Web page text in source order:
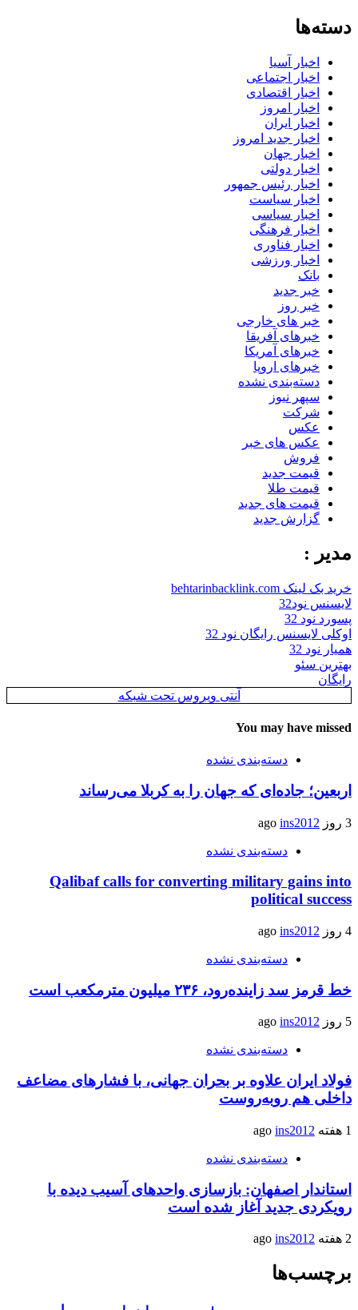
دسته‌ها
اخبار آسیا
اخبار اجتماعی
اخبار اقتصادی
اخبار امروز
اخبار ایران
اخبار جدید امروز
اخبار جهان
اخبار دولتی
اخبار رئیس جمهور
اخبار سیاست
اخبار سیاسی
اخبار فرهنگی
اخبار فناوری
اخبار ورزشی
بانک
خبر جدید
خبر روز
خبر های خارجی
خبرهای آفریقا
خبرهای آمریکا
خبرهای اروپا
دسته‌بندی نشده
سپهر نیوز
شرکت
عکس
عکس های خبر
فروش
قیمت جدید
قیمت طلا
قیمت های جدید
گزارش جدید
مدیر :
خرید بک لینک behtarinbacklink.com
لایسنس نود32
پسورد نود 32
اوکلی لایسنس رایگان نود 32
همیار نود 32
بهترین سئو
رایگان
آنتی ویروس تحت شبکه
You may have missed
دسته‌بندی نشده
اربعین؛ جاده‌ای که جهان را به کربلا می‌رساند
3 روز ago ins2012
دسته‌بندی نشده
Qalibaf calls for converting military gains into
political success
4 روز ago ins2012
دسته‌بندی نشده
خط قرمز سد زاینده‌رود، ۲۳۶ میلیون مترمکعب است
5 روز ago ins2012
دسته‌بندی نشده
فولاد ایران علاوه بر بحران جهانی، با فشارهای مضاعف
داخلی هم روبه‌روست
1 هفته ago ins2012
دسته‌بندی نشده
استاندار اصفهان: بازسازی واحدهای آسیب دیده با
رویکردی جدید آغاز شده است
2 هفته ago ins2012
برچسب‌ها